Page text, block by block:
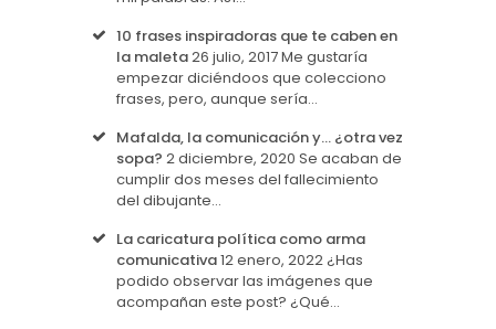
10 frases inspiradoras que te caben en
la maleta26 julio, 2017Me gustaría
empezar diciéndoos que colecciono
frases, pero, aunque sería…
Mafalda, la comunicación y… ¿otra vez
sopa? 2 diciembre, 2020 Se acaban de
cumplir dos meses del fallecimiento
del dibujante…
La caricatura política como arma
comunicativa12 enero, 2022¿Has
podido observar las imágenes que
acompañan este post? ¿Qué…